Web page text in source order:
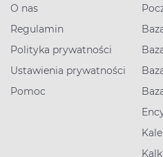
O nas
Regulamin
Polityka prywatności
Ustawienia prywatności
Pomoc